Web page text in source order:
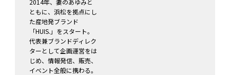
ともに、浜松を拠点にし
た産地発ブランド
「HUIS.」をスタート。
代表兼ブランドディレク
ターとして企画運営をは
じめ、情報発信、販売、
イベント全般に携わる。